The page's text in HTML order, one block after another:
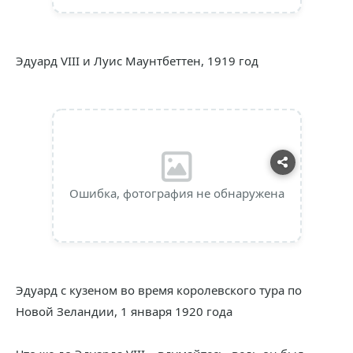
Эдуард VIII и Луис Маунтбеттен, 1919 год
Ошибка, фотография не обнаружена
Эдуард с кузеном во время королевского тура по
Новой Зеландии, 1 января 1920 года